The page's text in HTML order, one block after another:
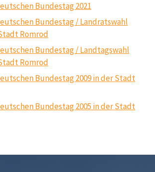
Bundestag 2021
Bundestag / Landratswahl
Romrod
Bundestag / Landtagswahl
Romrod
Bundestag 2009 in der Stadt
Bundestag 2005 in der Stadt